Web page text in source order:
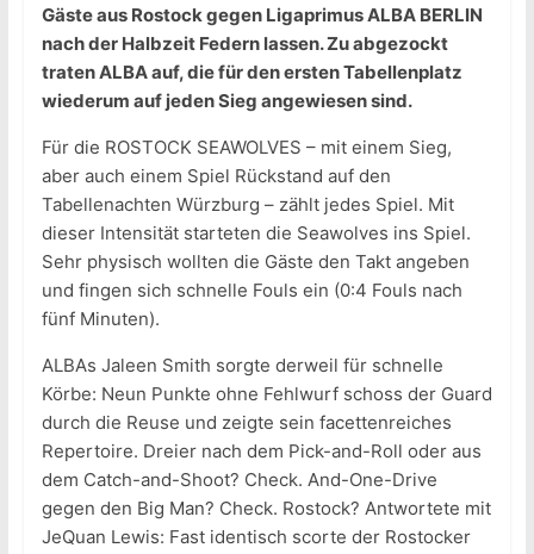
Gäste aus Rostock gegen Ligaprimus ALBA BERLIN
nach der Halbzeit Federn lassen. Zu abgezockt
traten ALBA auf, die für den ersten Tabellenplatz
wiederum auf jeden Sieg angewiesen sind.
Für die ROSTOCK SEAWOLVES – mit einem Sieg,
aber auch einem Spiel Rückstand auf den
Tabellenachten Würzburg – zählt jedes Spiel. Mit
dieser Intensität starteten die Seawolves ins Spiel.
Sehr physisch wollten die Gäste den Takt angeben
und fingen sich schnelle Fouls ein (0:4 Fouls nach
fünf Minuten).
ALBAs Jaleen Smith sorgte derweil für schnelle
Körbe: Neun Punkte ohne Fehlwurf schoss der Guard
durch die Reuse und zeigte sein facettenreiches
Repertoire. Dreier nach dem Pick-and-Roll oder aus
dem Catch-and-Shoot? Check. And-One-Drive
gegen den Big Man? Check. Rostock? Antwortete mit
JeQuan Lewis: Fast identisch scorte der Rostocker